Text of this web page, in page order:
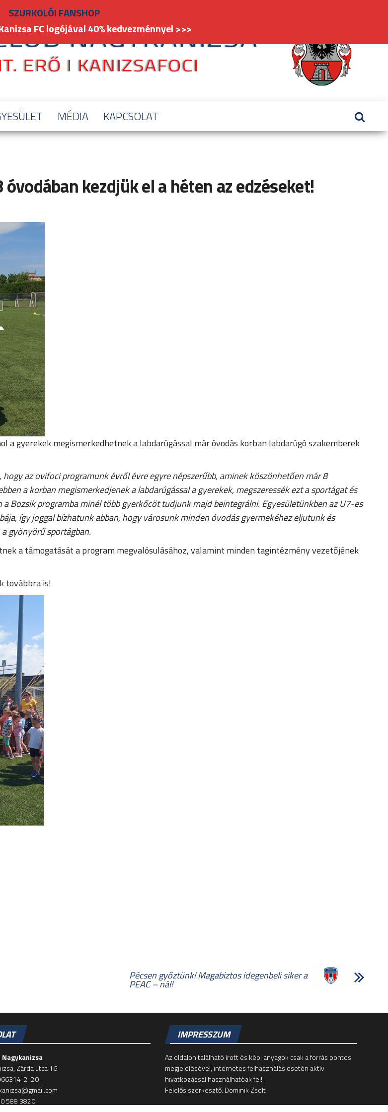
MÉDIA KAPCSOLAT
kezdjük el a héten az edzéseket!
a gyerekek megismerkedhetnek a labdarúgással már óvodás korban labdarúgó szakemberek
az ovifoci programunk évről évre egyre népszerűbb, aminek köszönhetően már 8
a korban megismerkedjenek a labdarúgással a gyerekek, megszeressék ezt a sportágat és
Bozsik programba minél több gyerkőcöt tudjunk majd beintegrálni. Egyesületünkben az U7-es
így joggal bízhatunk abban, hogy városunk minden óvodás gyermekéhez eljutunk és
gyönyörű sportágban.
a támogatását a program megvalósulásához, valamint minden tagintézmény vezetőjének
továbbra is!
Pécsen győztünk! Magabiztos idegenbeli siker a
PEAC – nál!
Zárda utca 16.
2-20
588 3820
IMPRESSZUM
Az oldalon található írott és képi anyagok csak a forrás pontos
megjelölésével, internetes felhasználás esetén aktív
hivatkozással használhatóak fel!
Felelős szerkesztő: Dominik Zsolt
SZURKOLÓI FANSHOP
FC logójával 40% kedvezménnyel >>>